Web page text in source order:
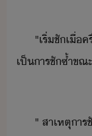
"​เริ่​ชั​เื่​
เป็าร​ชั​ซ้ำ​ขณ
"​ ​สาเหตุ​าร